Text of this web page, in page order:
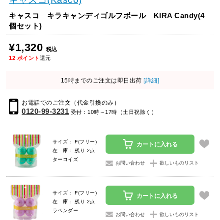
キャスコ キラキャンディゴルフボール KIRA Candy(4
個セット)
¥1,320 税込
12 ポイント 還元
15時までのご注文は即日出荷 [詳細]
お電話でのご注文（代金引換のみ）
0120-99-3231 受付：10時～17時（土日祝除く）
サイズ： F(フリー)
在 庫： 残り 2点
ターコイズ
カートに入れる
お問い合わせ 欲しいものリスト
サイズ： F(フリー)
在 庫： 残り 2点
ラベンダー
カートに入れる
お問い合わせ 欲しいものリスト